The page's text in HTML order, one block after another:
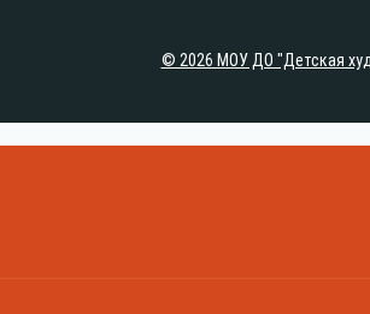
© 2026 МОУ ДО "Детская